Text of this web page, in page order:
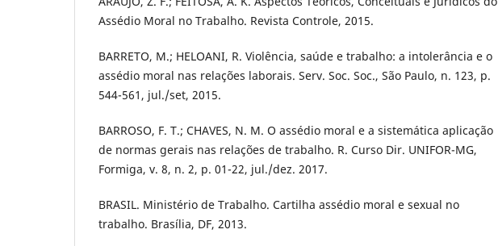
Assédio Moral no Trabalho. Revista Controle, 2015.
BARRETO, M.; HELOANI, R. Violência, saúde e trabalho: a intolerância e o
assédio moral nas relações laborais. Serv. Soc. Soc., São Paulo, n. 123, p.
544-561, jul./set, 2015.
BARROSO, F. T.; CHAVES, N. M. O assédio moral e a sistemática aplicação
de normas gerais nas relações de trabalho. R. Curso Dir. UNIFOR-MG,
Formiga, v. 8, n. 2, p. 01-22, jul./dez. 2017.
BRASIL. Ministério de Trabalho. Cartilha assédio moral e sexual no
trabalho. Brasília, DF, 2013.